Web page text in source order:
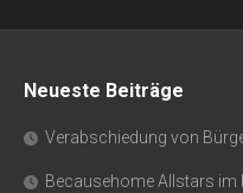
Neueste Beiträge
Verabschiedung von
Becausehome Allstars im